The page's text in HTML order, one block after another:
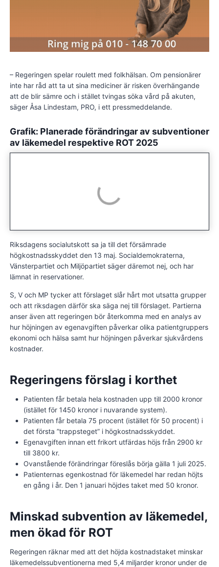
– Regeringen spelar roulett med folkhälsan. Om pensionärer
inte har råd att ta ut sina mediciner är risken överhängande
att de blir sämre och i stället tvingas söka vård på akuten,
säger Åsa Lindestam, PRO, i ett pressmeddelande.
Grafik: Planerade förändringar av subventioner
av läkemedel respektive ROT 2025
Riksdagens socialutskott sa ja till det försämrade
högkostnadsskyddet den 13 maj. Socialdemokraterna,
Vänsterpartiet och Miljöpartiet säger däremot nej, och har
lämnat in reservationer.
S, V och MP tycker att förslaget slår hårt mot utsatta grupper
och att riksdagen därför ska säga nej till förslaget. Partierna
anser även att regeringen bör återkomma med en analys av
hur höjningen av egenavgiften påverkar olika patientgruppers
ekonomi och hälsa samt hur höjningen påverkar sjukvårdens
kostnader.
Regeringens förslag i korthet
Patienten får betala hela kostnaden upp till 2000 kronor
(istället för 1450 kronor i nuvarande system).
Patienten får betala 75 procent (istället för 50 procent) i
det första ”trappsteget” i högkostnadsskyddet.
Egenavgiften innan ett frikort utfärdas höjs från 2900 kr
till 3800 kr.
Ovanstående förändringar föreslås börja gälla 1 juli 2025.
Patienternas egenkostnad för läkemedel har redan höjts
en gång i år. Den 1 januari höjdes taket med 50 kronor.
Minskad subvention av läkemedel,
men ökad för ROT
Regeringen räknar med att det höjda kostnadstaket minskar
läkemedelssubventionerna med 5,4 miljarder kronor under de